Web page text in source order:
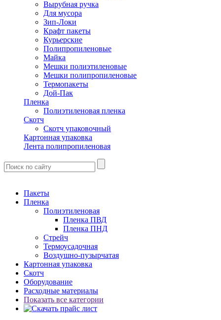
Вырубная ручка
Для мусора
Зип-Локи
Крафт пакеты
Курьерские
Полипропиленовые
Майка
Мешки полиэтиленовые
Мешки полипропиленовые
Термопакеты
Дой-Пак
Пленка
Полиэтиленовая пленка
Скотч
Скотч упаковочный
Картонная упаковка
Лента полипропиленовая
Пакеты
Пленка
Полиэтиленовая
Пленка ПВД
Пленка ПНД
Стрейч
Термоусадочная
Воздушно-пузырчатая
Картонная упаковка
Скотч
Оборудование
Расходные материалы
Показать все категории